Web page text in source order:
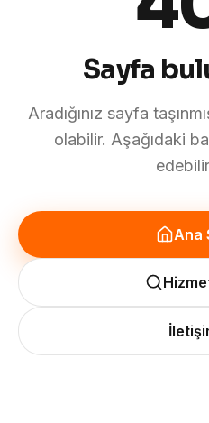
Sayfa
Aradığınız sayfa
olabilir. Aşağıdaki
Ana